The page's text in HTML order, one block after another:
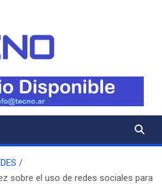
sobre el uso de redes sociales para